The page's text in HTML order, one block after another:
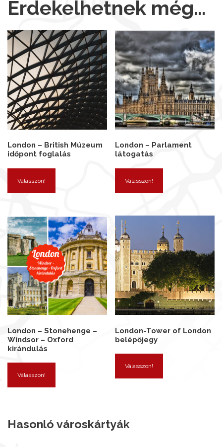
Érdekelhetnek még…
London – British Múzeum
időpont foglalás
Válasszon!
London – Parlament
látogatás
Válasszon!
London – Stonehenge –
Windsor – Oxford
kirándulás
Válasszon!
London-Tower of London
belépőjegy
Válasszon!
Hasonló városkártyák